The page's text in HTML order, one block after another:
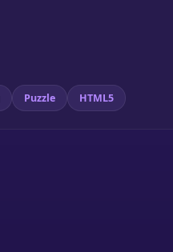
Puzzle HTML5